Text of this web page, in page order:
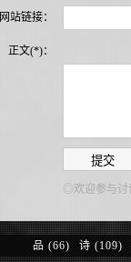
网站链接：
正文(*)：
◎欢迎参与讨
品 (66) 诗 (109)